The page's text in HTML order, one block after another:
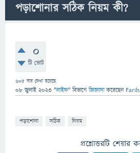
পড়াশোনার সঠিক নিয়ম কী?
0
টি ভোট
605 বার দেখা হয়েছে
08 জুলাই 2023 "লাইফ" বিভাগে জিজ্ঞাসাকরেছেন
পড়াশোনা সঠিক নিয়ম
প্রশ্নোত্তরটি শেয়ার